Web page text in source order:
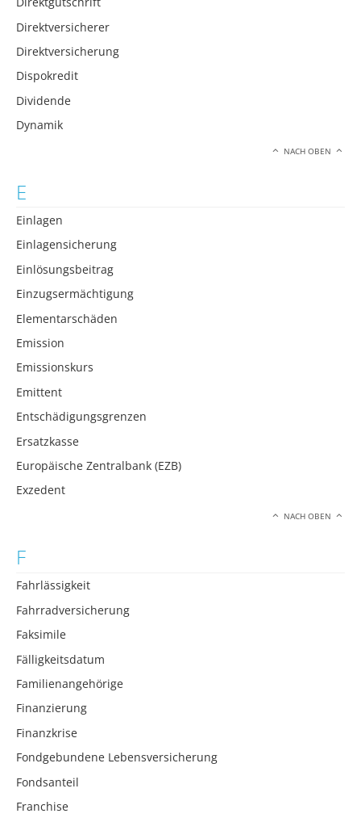
Direktversicherer
Direktversicherung
Dispokredit
Dividende
Dynamik
NACH OBEN
E
Einlagen
Einlagensicherung
Einlösungsbeitrag
Einzugsermächtigung
Elementarschäden
Emission
Emissionskurs
Emittent
Entschädigungsgrenzen
Ersatzkasse
Europäische Zentralbank (EZB)
Exzedent
NACH OBEN
F
Fahrlässigkeit
Fahrradversicherung
Faksimile
Fälligkeitsdatum
Familienangehörige
Finanzierung
Finanzkrise
Fondgebundene Lebensversicherung
Fondsanteil
Franchise